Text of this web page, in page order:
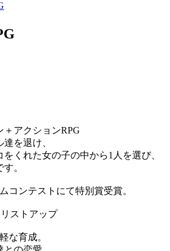
アクションRPG
を退け、
くれた女の子の中から1人を選び、
。
コンテストにて特別賞受賞。
ストアップ
な育成。